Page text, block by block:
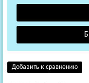
Добавить к сравнению